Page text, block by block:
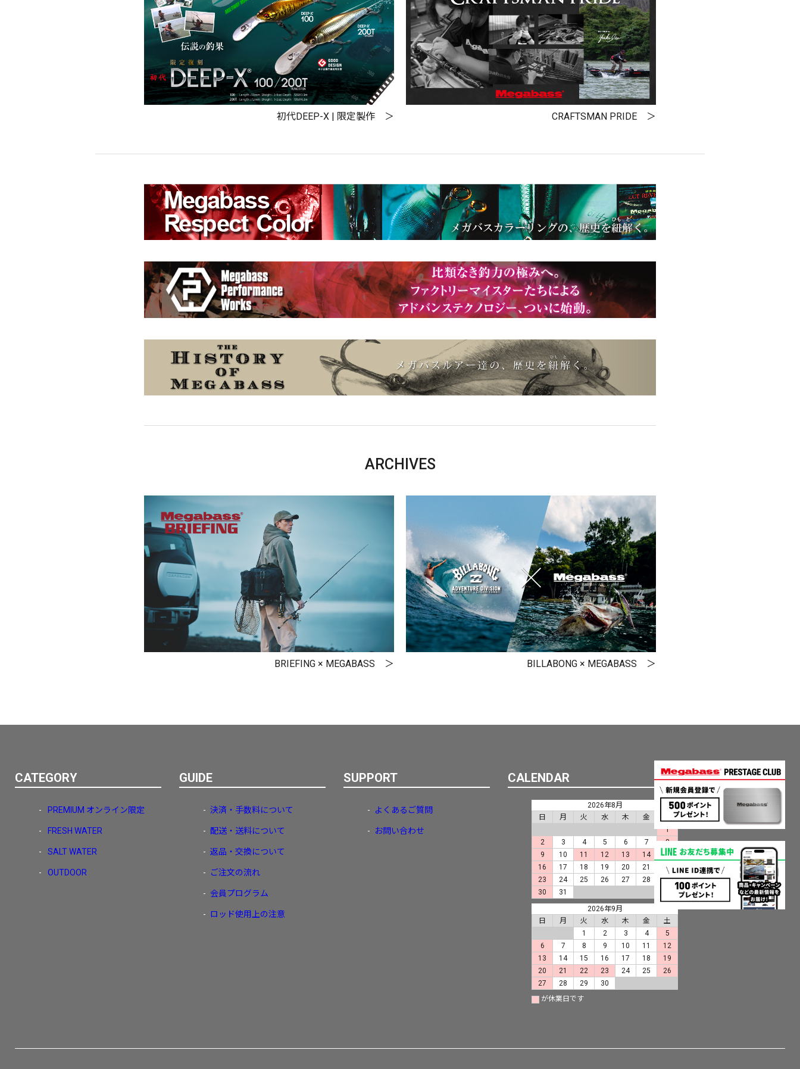
初代DEEP-X | 限定製作 CRAFTSMAN PRIDE
ARCHIVES
BRIEFING × MEGABASS BILLABONG × MEGABASS
CATEGORY
PREMIUM オンライン限定
FRESH WATER
SALT WATER
OUTDOOR
GUIDE
決済・手数料について
配送・送料について
返品・交換について
ご注文の流れ
会員プログラム
ロッド使用上の注意
SUPPORT
よくあるご質問
お問い合わせ
CALENDAR
2026年8月
日
月 火 水 木 金
1
2
3 4 5 6 7
8
9
10 11 12 13 14
15
16
17 18 19 20 21
22
23
24 25 26 27 28
29
30
31
2026年9月
日
月 火 水 木 金
土
1
2 3 4
5
6
7 8 9 10 11
12
13
14 15 16 17 18
19
20
21 22 23 24 25
26
27
28 29
30
が休業日です